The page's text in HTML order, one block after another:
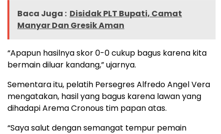
Baca Juga : Disidak PLT Bupati, Camat
Manyar Dan Gresik Aman
“Apapun hasilnya skor 0-0 cukup bagus karena kita
bermain diluar kandang,” ujarnya.
Sementara itu, pelatih Persegres Alfredo Angel Vera
mengatakan, hasil yang bagus karena lawan yang
dihadapi Arema Cronous tim papan atas.
“Saya salut dengan semangat tempur pemain